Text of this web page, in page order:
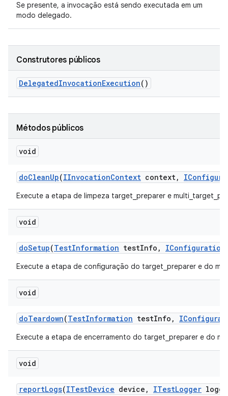
Se presente, a invocação está sendo executada em um
modo delegado.
Construtores públicos
DelegatedInvocationExecution()
Métodos públicos
void
doCleanUp(IInvocationContext context,
Execute a etapa de limpeza target_preparer e
void
doSetup(TestInformation testInfo , IConfiguration
Execute a etapa de configuração do target_preparer e do
void
doTeardown(TestInformation testInfo ,
Execute a etapa de encerramento do target_preparer e do
void
reportLogs(ITestDevice device , ITestLogger